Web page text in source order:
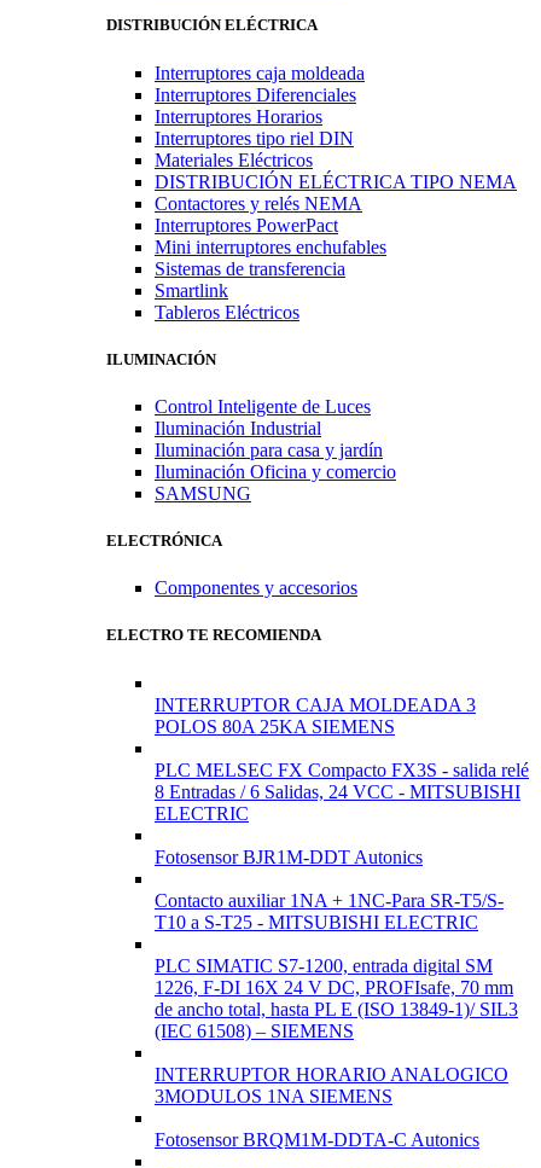
DISTRIBUCIÓN ELÉCTRICA
Interruptores caja moldeada
Interruptores Diferenciales
Interruptores Horarios
Interruptores tipo riel DIN
Materiales Eléctricos
DISTRIBUCIÓN ELÉCTRICA TIPO NEMA
Contactores y relés NEMA
Interruptores PowerPact
Mini interruptores enchufables
Sistemas de transferencia
Smartlink
Tableros Eléctricos
ILUMINACIÓN
Control Inteligente de Luces
Iluminación Industrial
Iluminación para casa y jardín
Iluminación Oficina y comercio
SAMSUNG
ELECTRÓNICA
Componentes y accesorios
ELECTRO TE RECOMIENDA
INTERRUPTOR CAJA MOLDEADA 3
POLOS 80A 25KA SIEMENS
PLC MELSEC FX Compacto FX3S - salida relé
8 Entradas / 6 Salidas, 24 VCC - MITSUBISHI
ELECTRIC
Fotosensor BJR1M-DDT Autonics
Contacto auxiliar 1NA + 1NC-Para SR-T5/S-
T10 a S-T25 - MITSUBISHI ELECTRIC
PLC SIMATIC S7-1200, entrada digital SM
1226, F-DI 16X 24 V DC, PROFIsafe, 70 mm
de ancho total, hasta PL E (ISO 13849-1)/ SIL3
(IEC 61508) – SIEMENS
INTERRUPTOR HORARIO ANALOGICO
3MODULOS 1NA SIEMENS
Fotosensor BRQM1M-DDTA-C Autonics